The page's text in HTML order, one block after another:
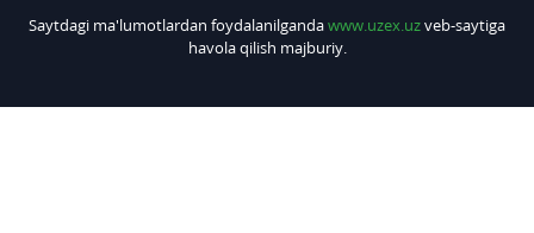
Saytdagi ma'lumotlardan foydalanilgandawww.uzex.uzveb-saytiga
havola qilish majburiy.